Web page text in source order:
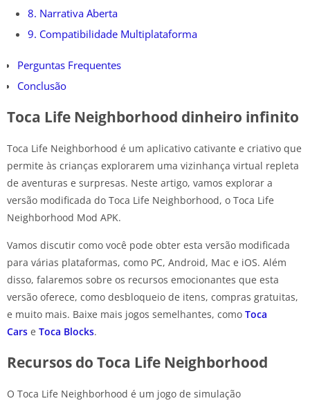
8. Narrativa Aberta
9. Compatibilidade Multiplataforma
Perguntas Frequentes
Conclusão
Toca Life Neighborhood dinheiro infinito
Toca Life Neighborhood é um aplicativo cativante e criativo que
permite às crianças explorarem uma vizinhança virtual repleta
de aventuras e surpresas. Neste artigo, vamos explorar a
versão modificada do Toca Life Neighborhood, o Toca Life
Neighborhood Mod APK.
Vamos discutir como você pode obter esta versão modificada
para várias plataformas, como PC, Android, Mac e iOS. Além
disso, falaremos sobre os recursos emocionantes que esta
versão oferece, como desbloqueio de itens, compras gratuitas,
e muito mais. Baixe mais jogos semelhantes, como Toca
Cars e Toca Blocks.
Recursos do Toca Life Neighborhood
O Toca Life Neighborhood é um jogo de simulação